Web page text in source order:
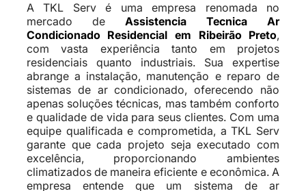
A TKL Serv é uma empresa renomada no
mercado de Assistencia Tecnica Ar
Condicionado Residencial em Ribeirão Preto,
com vasta experiência tanto em projetos
residenciais quanto industriais. Sua expertise
abrange a instalação, manutenção e reparo de
sistemas de ar condicionado, oferecendo não
apenas soluções técnicas, mas também conforto
e qualidade de vida para seus clientes. Com uma
equipe qualificada e comprometida, a TKL Serv
garante que cada projeto seja executado com
excelência, proporcionando ambientes
climatizados de maneira eficiente e econômica. A
empresa entende que um sistema de ar